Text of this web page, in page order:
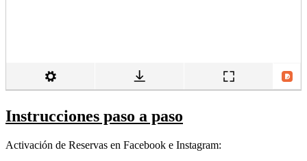
Instrucciones paso a paso
Activación de Reservas en Facebook e Instagram: